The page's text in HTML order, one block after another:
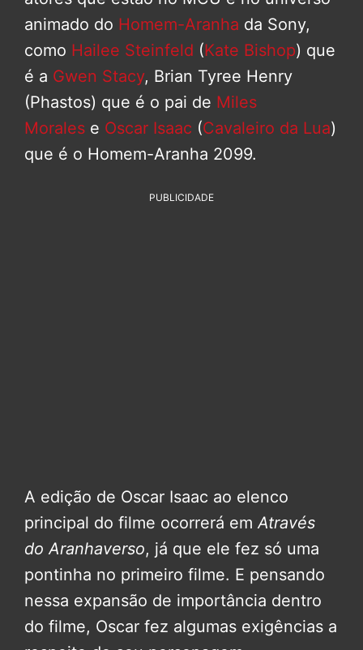
animado do Homem-Aranha da Sony,
como Hailee Steinfeld (Kate Bishop) que
é a Gwen Stacy, Brian Tyree Henry
(Phastos) que é o pai de Miles
Morales e Oscar Isaac (Cavaleiro da Lua)
que é o Homem-Aranha 2099.
PUBLICIDADE
A edição de Oscar Isaac ao elenco
principal do filme ocorrerá emAtravés
do Aranhaverso, já que ele fez só uma
pontinha no primeiro filme. E pensando
nessa expansão de importância dentro
do filme, Oscar fez algumas exigências a